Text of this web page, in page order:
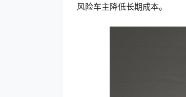
风险车主降低长期成本。